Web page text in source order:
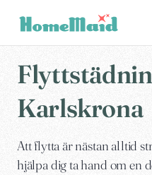
Karlskrona
Att flytta är nästan alltid
hjälpa dig ta hand om en